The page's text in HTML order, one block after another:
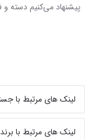
پیشنهاد می‌کنیم دسته و
لینک های مرتبط با
لینک های مرتبط با